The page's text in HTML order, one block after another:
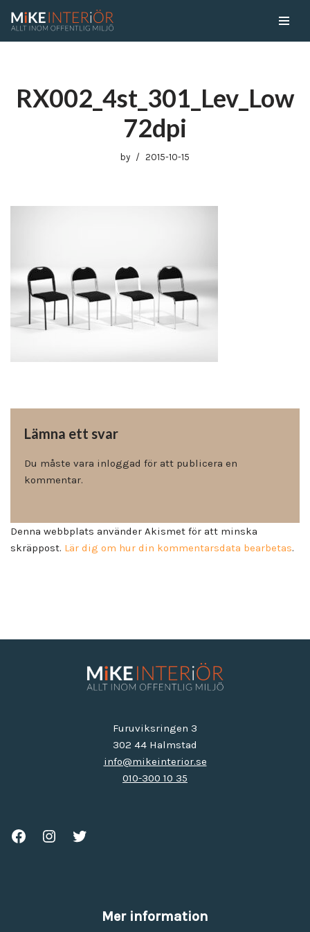
RX002_4st_301_Lev_Low
72dpi
by 2015-10-15
Lämna ett svar
Du måste vara inloggad för att publicera en
kommentar.
Denna webbplats använder Akismet för att minska
skräppost. Lär dig om hur din kommentarsdata bearbetas.
Furuviksringen 3
302 44 Halmstad
info@mikeinterior.se
010-300 10 35
Mer information